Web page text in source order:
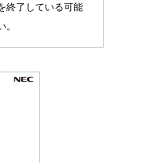
終了している可能